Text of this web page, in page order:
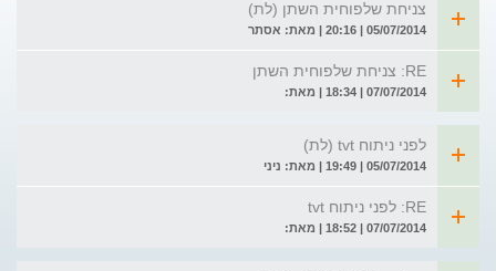
צניחת שלפוחית השתן (לת)
05/07/2014 | 20:16 | מאת: אסתר
RE: צניחת שלפוחית השתן
07/07/2014 | 18:34 | מאת:
לפני ניתוח tvt (לת)
05/07/2014 | 19:49 | מאת: ניני
RE: לפני ניתוח tvt
07/07/2014 | 18:52 | מאת: